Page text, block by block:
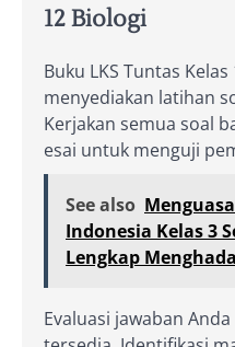
12 Biologi
Buku LKS Tuntas
menyediakan latihan
Kerjakan semua soal
esai untuk menguji
See also
Indonesia Kelas 3
Lengkap
Evaluasi jawaban